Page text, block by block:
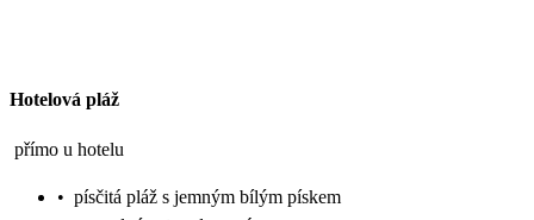
Hotelová pláž
přímo u hotelu
• písčitá pláž s jemným bílým pískem